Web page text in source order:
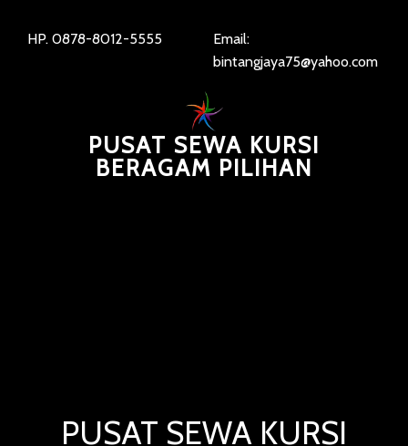
HP. 0878-8012-5555
Email:
bintangjaya75@yahoo.com
PUSAT SEWA KURSI
BERAGAM PILIHAN
PUSAT SEWA KURSI